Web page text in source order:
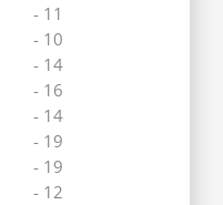
- 11
- 10
- 14
- 16
- 14
- 19
- 19
- 12